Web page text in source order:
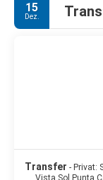
15
Dez.
Transfer - Privat:
Vista Sol Punta